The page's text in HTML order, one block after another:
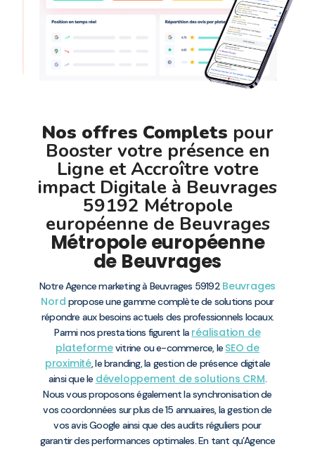
Nos offres Complets pour
Booster votre présence en
Ligne et Accroître votre
impact Digitale à Beuvrages
59192 Métropole
européenne de Beuvrages
Métropole européenne
de Beuvrages
Notre Agence marketing à Beuvrages 59192 Beuvrages
Nord propose une gamme complète de solutions pour
répondre aux besoins actuels des professionnels locaux.
Parmi nos prestations figurent la réalisation de
plateformevitrine ou e-commerce, le SEO de
proximité, le branding, la gestion de présence digitale
ainsi que le développement de solutions CRM.
Nous vous proposons également la synchronisation de
vos coordonnées sur plus de 15 annuaires, la gestion de
vos avis Google ainsi que des audits réguliers pour
garantir des performances optimales. En tant qu’Agence